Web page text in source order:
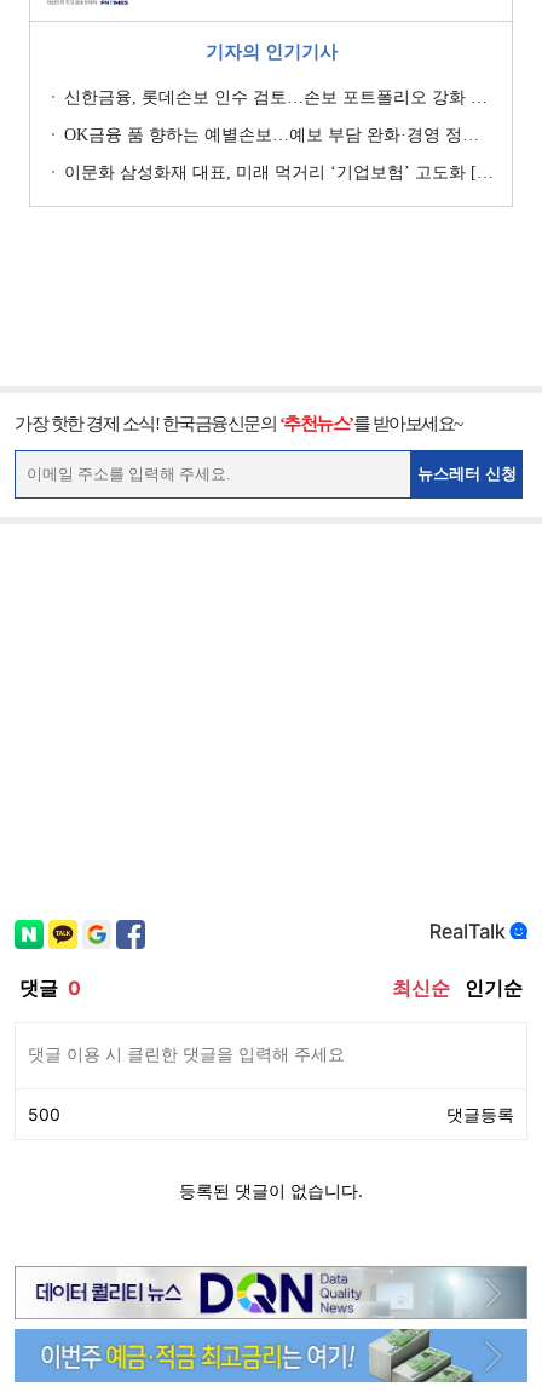
기자의 인기기사
신한금융, 롯데손보 인수 검토…손보 포트폴리오 강화 승부수 [보험사 M&A 지형도]
OK금융 품 향하는 예별손보…예보 부담 완화·경영 정상화 기대 [예별손보 새 주인 찾기 ④]
이문화 삼성화재 대표, 미래 먹거리 ‘기업보험’ 고도화 [손보사 일반보험 전략 (1)]
가장 핫한 경제 소식! 한국금융신문의 ‘추천뉴스’를 받아보세요~
뉴스레터 신청